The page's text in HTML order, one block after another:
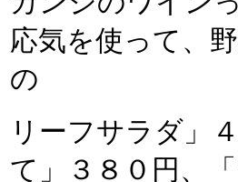
応気を使って、
の
リーフサラダ」
て」３８０円、